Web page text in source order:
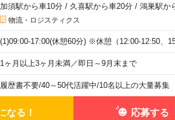
加須駅から車10分/ 久喜駅から車20分/ 鴻巣駅か
物流・ロジスティクス
(1)09:00-17:00(休憩60分) ※休憩（12:00-12:50、
1ヶ月以上3ヶ月未満／即日～9月末まで
履歴書不要/40～50代活躍中/10名以上の大量募集
なる！ 応募する